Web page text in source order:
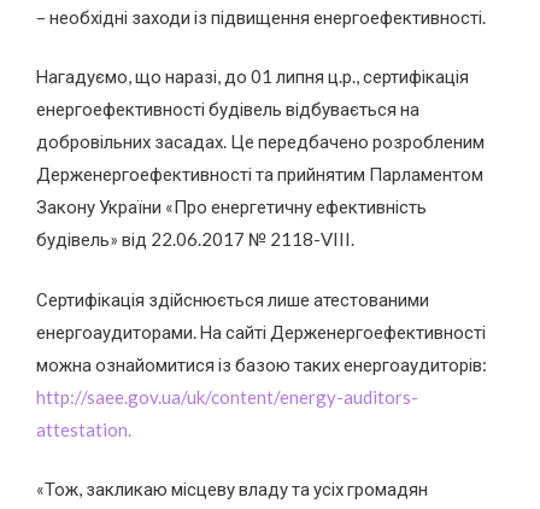
– необхідні заходи із підвищення енергоефективності.
Нагадуємо, що наразі, до 01 липня ц.р., сертифікація
енергоефективності будівель відбувається на
добровільних засадах. Це передбачено розробленим
Держенергоефективності та прийнятим Парламентом
Закону України «Про енергетичну ефективність
будівель» від 22.06.2017 № 2118-VIII.
Сертифікація здійснюється лише атестованими
енергоаудиторами. На сайті Держенергоефективності
можна ознайомитися із базою таких енергоаудиторів:
http://saee.gov.ua/uk/content/energy-auditors-
attestation.
«Тож, закликаю місцеву владу та усіх громадян